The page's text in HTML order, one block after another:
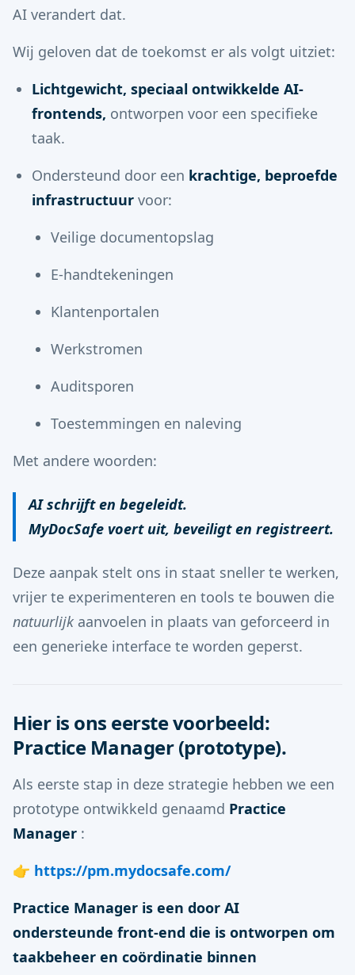
AI verandert dat.
Wij geloven dat de toekomst er als volgt uitziet:
Lichtgewicht, speciaal ontwikkelde AI-
frontends, ontworpen voor een specifieke
taak.
Ondersteund door een krachtige, beproefde
infrastructuur voor:
Veilige documentopslag
E-handtekeningen
Klantenportalen
Werkstromen
Auditsporen
Toestemmingen en naleving
Met andere woorden:
AI schrijft en begeleidt.
MyDocSafe voert uit, beveiligt en registreert.
Deze aanpak stelt ons in staat sneller te werken,
vrijer te experimenteren en tools te bouwen die
natuurlijk aanvoelen in plaats van geforceerd in
een generieke interface te worden geperst.
Hier is ons eerste voorbeeld:
Practice Manager (prototype).
Als eerste stap in deze strategie hebben we een
prototype ontwikkeld genaamd Practice
Manager :
👉 https://pm.mydocsafe.com/
Practice Manager is een door AI
ondersteunde front-end die is ontworpen om
taakbeheer en coördinatie binnen